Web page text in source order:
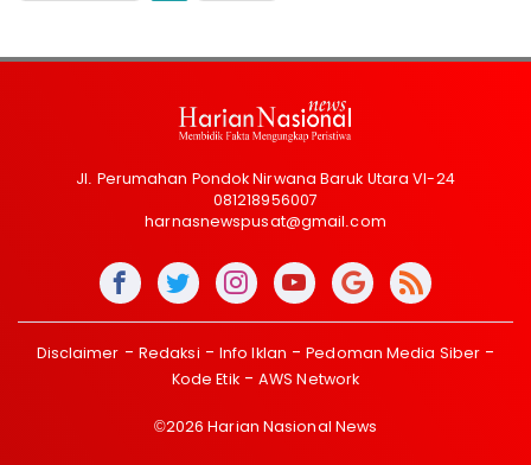
Jl. Perumahan Pondok Nirwana Baruk Utara VI-24
081218956007
harnasnewspusat@gmail.com
Disclaimer Redaksi Info Iklan
Pedoman Media Siber
Kode Etik
AWS Network
©2026 Harian Nasional News